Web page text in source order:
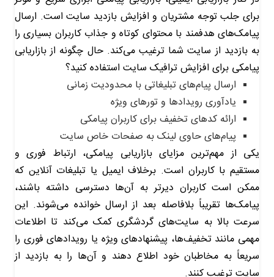
برای جلب توجه مشتریان و افزایش بازدید سایت است. ارسال
پیامک‌های هدفمند با محتوای کوتاه و جذاب کاربران بسیاری را
به بازدید از سایت شما ترغیب می‌کند. حال چگونه از بازاریابی
پیامکی برای افزایش ترافیک سایت استفاده کنید؟
ارسال پیام‌های تبلیغاتی با محدودیت زمانی
یادآوری رویدادها و تورهای ویژه
ارائه کدهای تخفیف برای کاربران پیامکی
پیام‌های حاوی لینک به صفحات خاص سایت
یکی از مهم‌ترین مزایای بازاریابی پیامکی، ارتباط فوری و
مستقیم با کاربران است. برخلاف ایمیل یا تبلیغات آنلاین که
ممکن است کاربران دیرتر به آن‌ها دسترسی داشته باشند،
پیامک‌ها تقریباً بلافاصله بعد از ارسال خوانده می‌شوند. این
سرعت بالا به سایت‌های گردشگری کمک می‌کند تا اطلاعات
مهمی مانند تخفیف‌ها، پیشنهادهای ویژه یا رویدادهای فوری را
سریعاً به مخاطبان خود اطلاع دهند و آن‌ها را به بازدید از
سایت ترغیب کنند.